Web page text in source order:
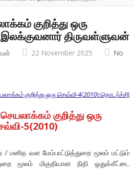
குறித்து ஒரு
திருவள்ளுவன்
22 November 2025
No
குறித்து ஒரு செவ்வி-4(2010):தொடர்ச்சி)
குறித்து ஒரு
5(2010)
/ மனித வள மேம்பாட்டுத்துறை மூலம் மட்டும்
மூலம் மிகுதியான நிதி ஒதுக்கீட்டை